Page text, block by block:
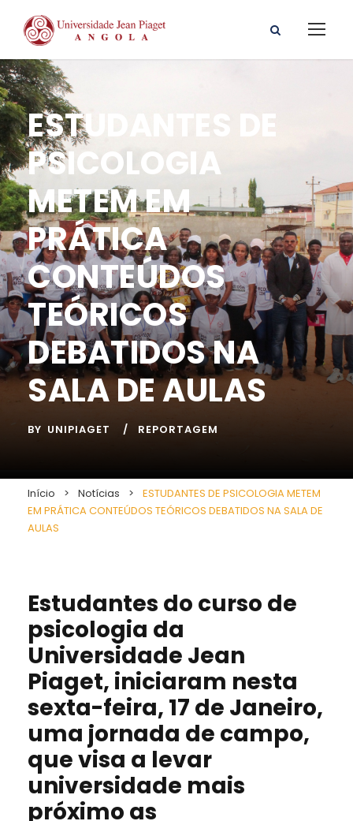
ESTUDANTES DE
PSICOLOGIA
METEM EM
PRÁTICA
CONTEÚDOS
TEÓRICOS
DEBATIDOS NA
SALA DE AULAS
BY UNIPIAGET REPORTAGEM
Início > Notícias >
ESTUDANTES DE PSICOLOGIA METEM
EM PRÁTICA CONTEÚDOS TEÓRICOS DEBATIDOS NA SALA DE
AULAS
Estudantes do curso de
psicologia da
Universidade Jean
Piaget, iniciaram nesta
sexta-feira, 17 de Janeiro,
uma jornada de campo,
que visa a levar
universidade mais
próximo as